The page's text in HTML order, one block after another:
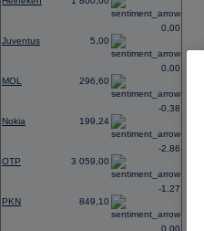
Juventus 5,00
0,00
MOL 296,60
0,00
Nokia 199,24
-0,38
OTP 3 059,00
-2,86
PKN 849,10
-1,27
0,00